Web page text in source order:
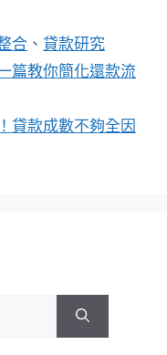
合 、貸款研究
篇教你簡化還款流
貸款成數不夠全因